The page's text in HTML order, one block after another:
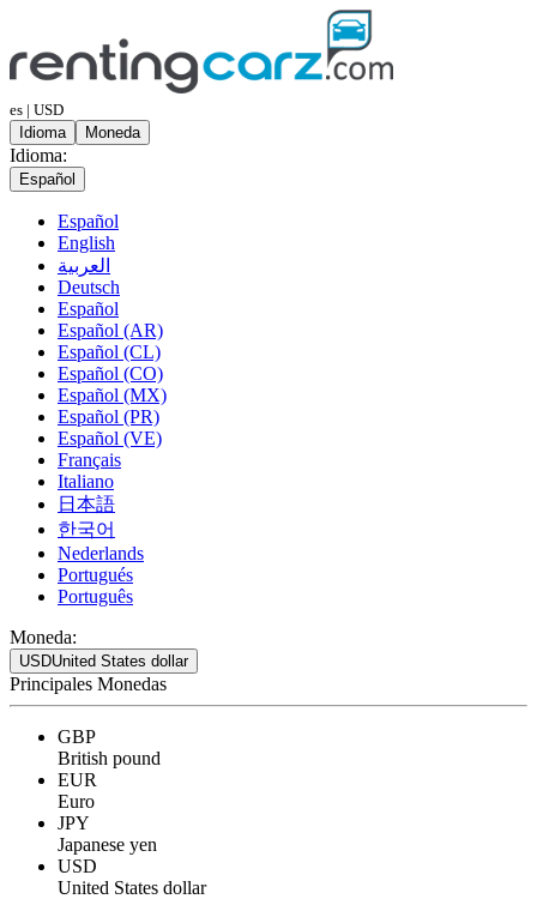
es | USD
Idioma
Moneda
Idioma:
Español
Español
English
العربية
Deutsch
Español
Español (AR)
Español (CL)
Español (CO)
Español (MX)
Español (PR)
Español (VE)
Français
Italiano
日本語
한국어
Nederlands
Portugués
Português
Moneda:
USDUnited States dollar
Principales Monedas
GBP
British pound
EUR
Euro
JPY
Japanese yen
USD
United States dollar